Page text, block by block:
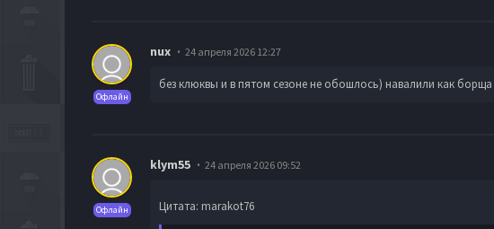
Офлайн
nux 24 апреля 2026 12:27
без клюквы и в пятом сезоне не обошлось) навалили как
Офлайн
klym55 24 апреля 2026 09:52
Цитата: marakot76